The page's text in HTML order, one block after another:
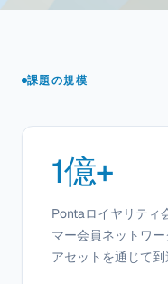
課題の規模
1億+
Pontaロイヤリティ
マー会員ネットワ
アセットを通じて到